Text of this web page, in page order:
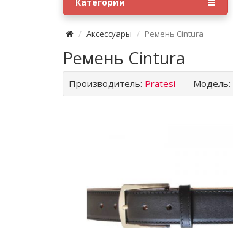
Аксессуары Ремень Cintura
Ремень Cintura
Производитель: Pratesi Модель: